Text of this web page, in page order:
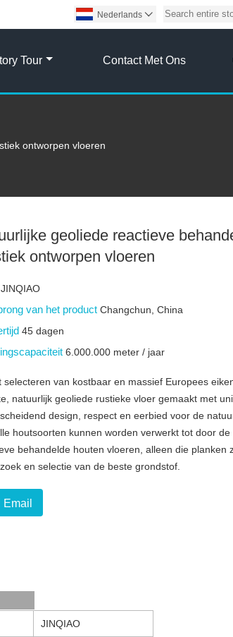
Nederlands 
Tour Contact Met Ons
ontworpen vloeren
geoliede reactieve
ontworpen vloeren
JINQIAO
van het productChangchun, China
45 dagen
6.000.000 meter / jaar
selecteren van kostbaar en massief Europees
natuurlijk geoliede rustieke vloer gemaakt met
design, respect en eerbied voor de
houtsoorten kunnen worden verwerkt tot door
behandelde houten vloeren, alleen die planken
en selectie van de beste grondstof.
Email
JINQIAO